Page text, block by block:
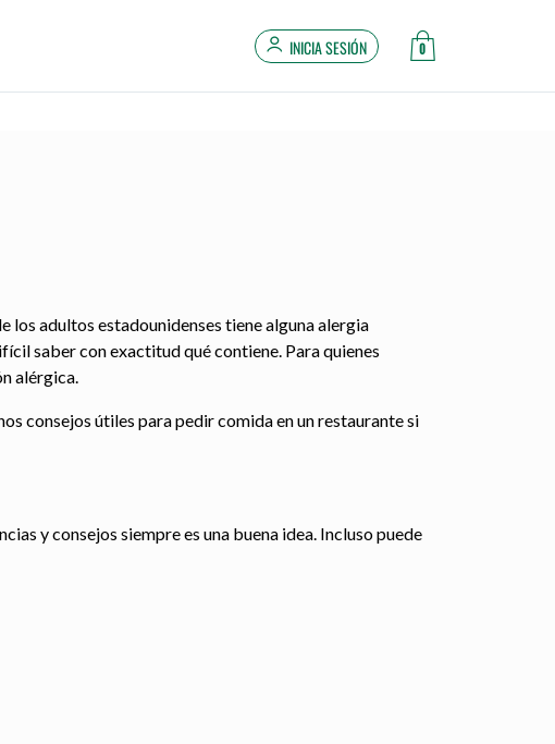
INICIA SESIÓN 0
los adultos estadounidenses tiene alguna alergia
saber con exactitud qué contiene. Para quienes
alérgica.
consejos útiles para pedir comida en un restaurante si
y consejos siempre es una buena idea. Incluso puede